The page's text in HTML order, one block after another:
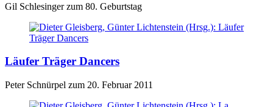
Gil Schlesinger zum 80. Geburtstag
Läufer Träger Dancers
Peter Schnürpel zum 20. Februar 2011